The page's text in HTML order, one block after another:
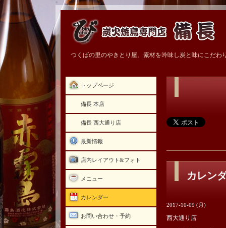
つくばの里のやきとり屋。素材を吟味し炭と味にこだわ
カレン
2017-10-09 (月)
西大通り店
トップページ
備長 本店
備長 西大通り店
最新情報
店内レイアウト&フォト
メニュー
カレンダー
お問い合わせ・予約